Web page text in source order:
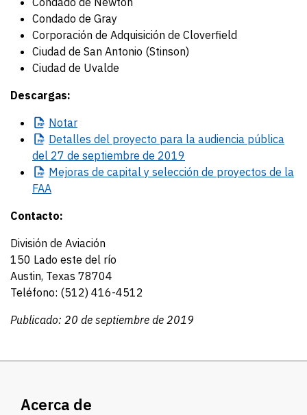
Condado de Gray
Corporación de Adquisición de Cloverfield
Ciudad de San Antonio (Stinson)
Ciudad de Uvalde
Descargas:
Notar
Detalles del proyecto para la audiencia pública
del 27 de septiembre de 2019
Mejoras de capital y selección de proyectos de la
FAA
Contacto:
División de Aviación
150 Lado este del río
Austin, Texas 78704
Teléfono: (512) 416-4512
Publicado: 20 de septiembre de 2019
Acerca de